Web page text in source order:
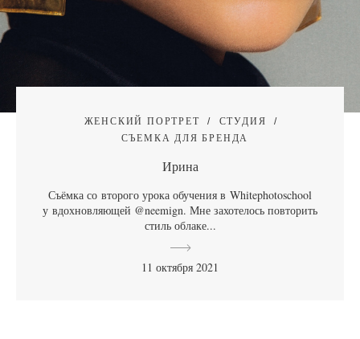
ЖЕНСКИЙ ПОРТРЕТ
СТУДИЯ
СЪЕМКА ДЛЯ БРЕНДА
Ирина
Съёмка со второго урока обучения в Whitephotoschool
у вдохновляющей @neemign. Мне захотелось повторить
стиль облаке...
11 октября 2021